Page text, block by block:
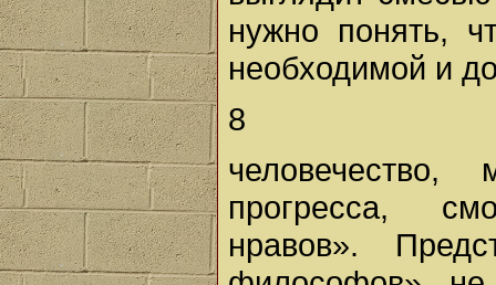
нужно понять,
необходимой и
8
прогресса,
нравов».